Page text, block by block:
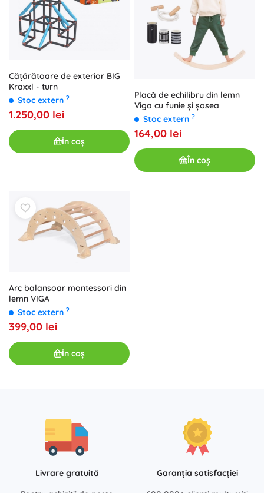
pliabilă estecompactă,
și ușor de mutat între
încăperi. Prolézačky de interior pentru camera copilului pot
fi conectate în trasee distractive sau completate cu o
căsuță cu tunel pentru și
mai multă distracție. Motivele
colorate și formele diverse transformă fiecare moment în
mișcare plină de bucurieși joacă de durată.
Cățărătoare de exterior BIG
Kraxxl - turn
Stoc extern ?
1.250,00 lei
În coș
Placă de echilibru din lemn
Viga cu funie și șosea
Stoc extern ?
164,00 lei
În coș
Arc balansoar montessori din
lemn VIGA
Stoc extern ?
399,00 lei
În coș
Livrare gratuită
Garanția satisfacției